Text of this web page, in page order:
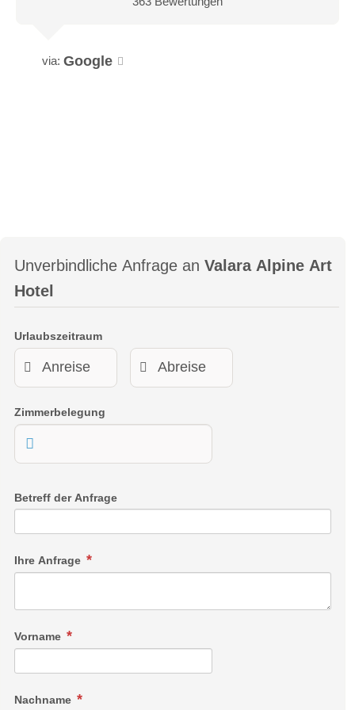
Juniorsuite "Gletscherblick" 43m²
Unsere Gletscherblick-Juniorsuiten mit Balkon sind unsere
Klassiker. Mit circa 43 Quadratmetern sind sie ideal für einen
längeren Aufenthalt. Sie bieten viel Platz und ein behagliches
ausgerichtet.
In einzelnen Juniorsuiten besteht die Möglichkeit zwei
Juniorsuiten 43m² / 38m² mit einer Verbindungstür zu buchen.
via: Google
Unverbindliche Anfrage an Valara Alpine Art
Hotel
Urlaubszeitraum
Zimmerbelegung
Betreff der Anfrage
Ihre Anfrage
Vorname
Nachname